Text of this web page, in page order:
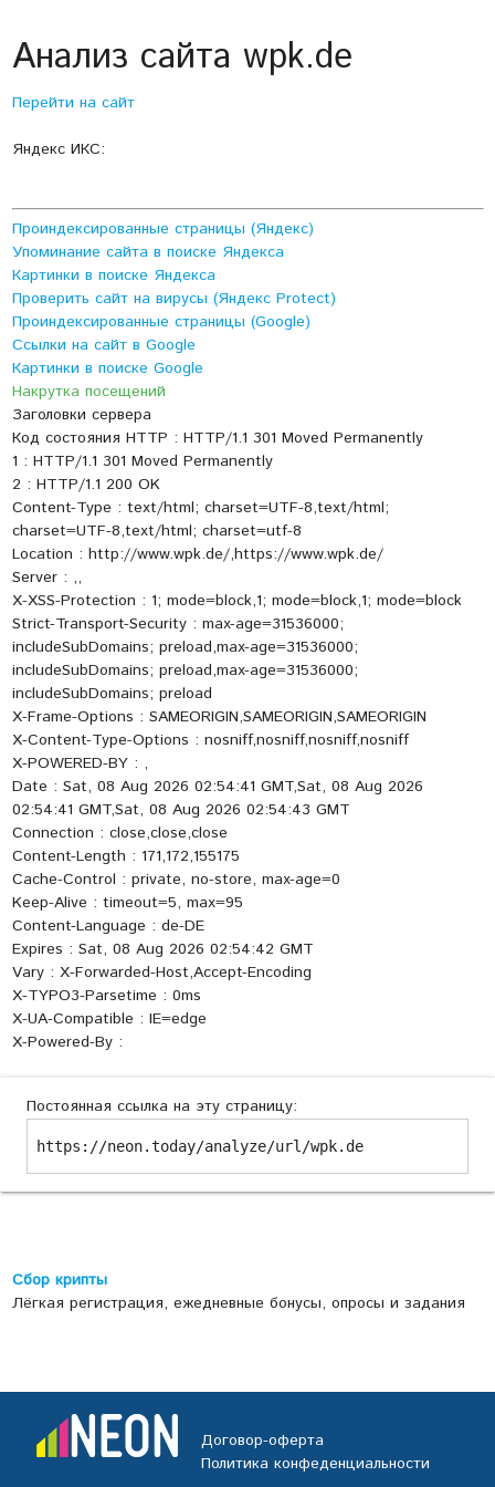
Анализ сайта wpk.de
Перейти на сайт
Яндекс ИКС:
Проиндексированные страницы (Яндекс)
Упоминание сайта в поиске Яндекса
Картинки в поиске Яндекса
Проверить сайт на вирусы (Яндекс Protect)
Проиндексированные страницы (Google)
Ссылки на сайт в Google
Картинки в поиске Google
Накрутка посещений
Заголовки сервера
Код состояния HTTP : HTTP/1.1 301 Moved Permanently
1 : HTTP/1.1 301 Moved Permanently
2 : HTTP/1.1 200 OK
Content-Type : text/html; charset=UTF-8,text/html;
charset=UTF-8,text/html; charset=utf-8
Location : http://www.wpk.de/,https://www.wpk.de/
Server : ,,
X-XSS-Protection : 1; mode=block,1; mode=block,1; mode=block
Strict-Transport-Security : max-age=31536000;
includeSubDomains; preload,max-age=31536000;
includeSubDomains; preload,max-age=31536000;
includeSubDomains; preload
X-Frame-Options : SAMEORIGIN,SAMEORIGIN,SAMEORIGIN
X-Content-Type-Options : nosniff,nosniff,nosniff,nosniff
X-POWERED-BY : ,
Date : Sat, 08 Aug 2026 02:54:41 GMT,Sat, 08 Aug 2026
02:54:41 GMT,Sat, 08 Aug 2026 02:54:43 GMT
Connection : close,close,close
Content-Length : 171,172,155175
Cache-Control : private, no-store, max-age=0
Keep-Alive : timeout=5, max=95
Content-Language : de-DE
Expires : Sat, 08 Aug 2026 02:54:42 GMT
Vary : X-Forwarded-Host,Accept-Encoding
X-TYPO3-Parsetime : 0ms
X-UA-Compatible : IE=edge
X-Powered-By :
Постоянная ссылка на эту страницу:
https://neon.today/analyze/url/wpk.de
Сбор крипты
Лёгкая регистрация, ежедневные бонусы, опросы и задания
Договор-оферта
Политика конфеденциальности